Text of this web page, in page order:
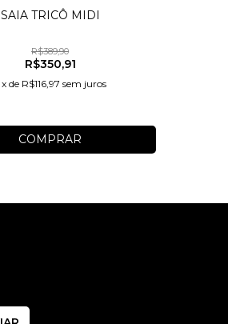
SAIA TRICÔ MIDI
R$389,90
R$350,91
xde R$116,97 sem juros
COMPRAR